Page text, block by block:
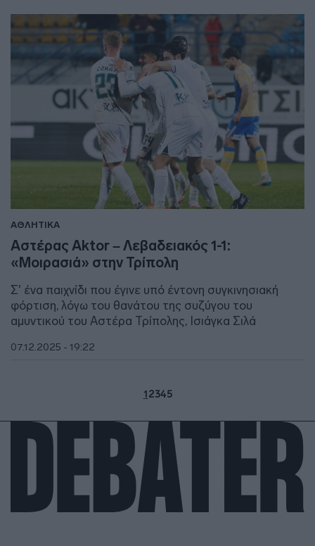
ΑΘΛΗΤΙΚΑ
Αστέρας Aktor – Λεβαδειακός 1-1:
«Μοιρασιά» στην Τρίπολη
Σ' ένα παιχνίδι που έγινε υπό έντονη συγκινησιακή
φόρτιση, λόγω του θανάτου της συζύγου του
αμυντικού του Αστέρα Τρίπολης, Ισιάγκα Σιλά
07.12.2025 - 19:22
12345